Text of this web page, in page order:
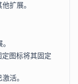
扩展。
图标将其固定
活。